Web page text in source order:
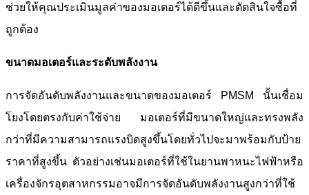
ช่วยให้คุณประเมินมูลค่าของมอเตอร์ได้ดีขึ้นและตัดสินใจซื้อที่
ถูกต้อง
ขนาดมอเตอร์และระดับพลังงาน
การจัดอันดับพลังงานและขนาดของมอเตอร์ PMSM นั้นเชื่อม
โยงโดยตรงกับค่าใช้จ่าย มอเตอร์ที่มีขนาดใหญ่และทรงพลัง
กว่าที่มีความสามารถแรงบิดสูงขึ้นโดยทั่วไปจะมาพร้อมกับป้าย
ราคาที่สูงขึ้น ตัวอย่างเช่นมอเตอร์ที่ใช้ในยานพาหนะไฟฟ้าหรือ
เครื่องจักรอุตสาหกรรมอาจมีการจัดอันดับพลังงานสูงกว่าที่ใช้